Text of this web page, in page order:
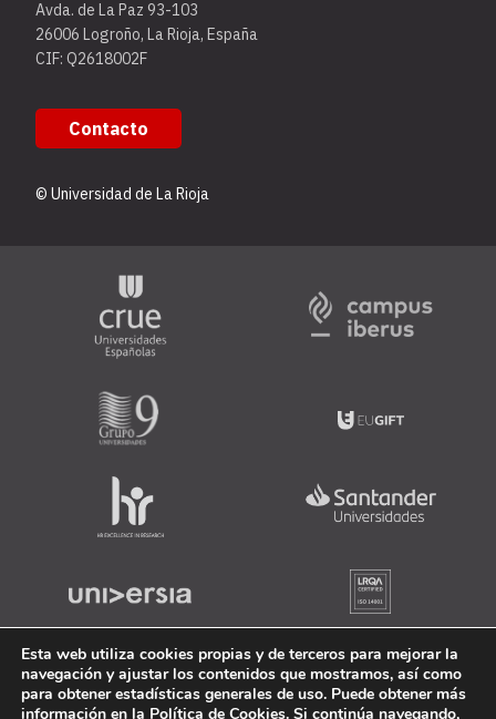
Avda. de La Paz 93-103
26006 Logroño, La Rioja, España
CIF: Q2618002F
Contacto
© Universidad de La Rioja
Esta web utiliza cookies propias y de terceros para mejorar la
navegación y ajustar los contenidos que mostramos, así como
para obtener estadísticas generales de uso. Puede obtener más
información en la Política de Cookies. Si continúa navegando,